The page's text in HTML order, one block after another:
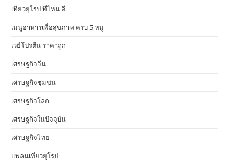
เที่ยวยุโรป ที่ไหน ดี
เมนูอาหารเพื่อสุขภาพ ครบ 5 หมู่
เวย์โปรตีน ราคาถูก
เศรษฐกิจจีน
เศรษฐกิจชุมชน
เศรษฐกิจโลก
เศรษฐกิจในปัจจุบัน
เศรษฐกิจไทย
แพลนเที่ยวยุโรป